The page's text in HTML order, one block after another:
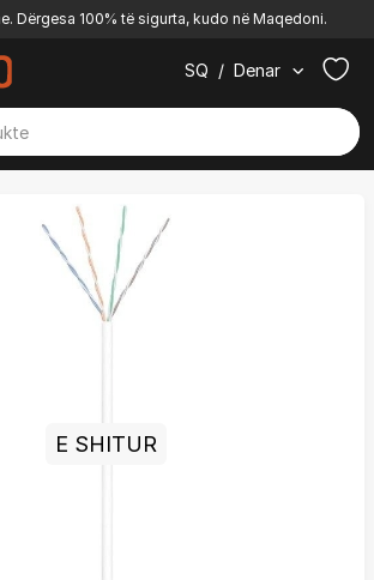
Dërgesa 100% të sigurta, kudo në Maqedoni.
SQ / Denar
E SHITUR